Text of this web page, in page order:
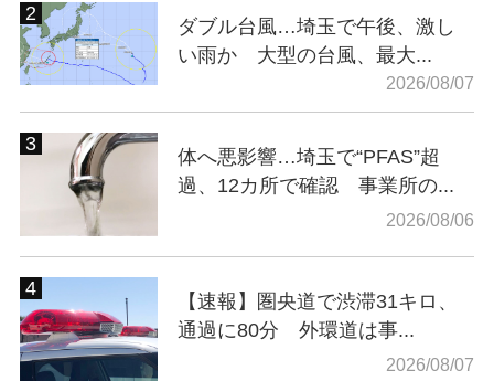
ダブル台風…埼玉で午後、激し
い雨か 大型の台風、最大...
2026/08/07
体へ悪影響…埼玉で“PFAS”超
過、12カ所で確認 事業所の...
2026/08/06
【速報】圏央道で渋滞31キロ、
通過に80分 外環道は事...
2026/08/07